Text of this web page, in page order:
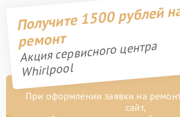
Получите 1500 рублей
ремонт
Акция сервисного центра
Whirlpool
При оформлении заявки на
сайт,